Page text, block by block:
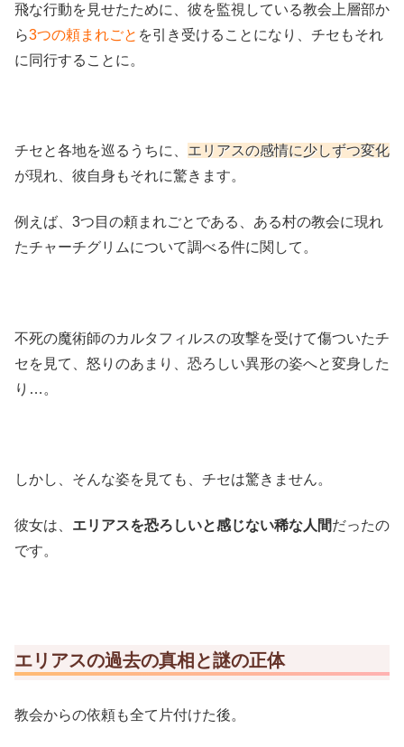
飛な行動を見せたために、彼を監視している教会上層部か
ら3つの頼まれごと を引き受けることになり、チセもそれ
に同行することに。
チセと各地を巡るうちに、 エリアスの感情に少しずつ変化
が現れ、彼自身もそれに驚きます。
例えば、3つ目の頼まれごとである、ある村の教会に現れ
たチャーチグリムについて調べる件に関して。
不死の魔術師のカルタフィルスの攻撃を受けて傷ついたチ
セを見て、怒りのあまり、恐ろしい異形の姿へと変身した
り…。
しかし、そんな姿を見ても、チセは驚きません。
彼女は、 エリアスを恐ろしいと感じない稀な人間だったの
です。
エリアスの過去の真相と謎の正体
教会からの依頼も全て片付けた後。